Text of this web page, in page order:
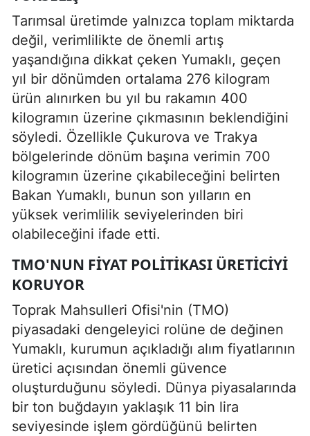
Tarımsal üretimde yalnızca toplam miktarda
değil, verimlilikte de önemli artış
yaşandığına dikkat çeken Yumaklı, geçen
yıl bir dönümden ortalama 276 kilogram
ürün alınırken bu yıl bu rakamın 400
kilogramın üzerine çıkmasının beklendiğini
söyledi. Özellikle Çukurova ve Trakya
bölgelerinde dönüm başına verimin 700
kilogramın üzerine çıkabileceğini belirten
Bakan Yumaklı, bunun son yılların en
yüksek verimlilik seviyelerinden biri
olabileceğini ifade etti.
TMO'NUN FIYAT POLITIKASI ÜRETICIYI
KORUYOR
Toprak Mahsulleri Ofisi'nin (TMO)
piyasadaki dengeleyici rolüne de değinen
Yumaklı, kurumun açıkladığı alım fiyatlarının
üretici açısından önemli güvence
oluşturduğunu söyledi. Dünya piyasalarında
bir ton buğdayın yaklaşık 11 bin lira
seviyesinde işlem gördüğünü belirten